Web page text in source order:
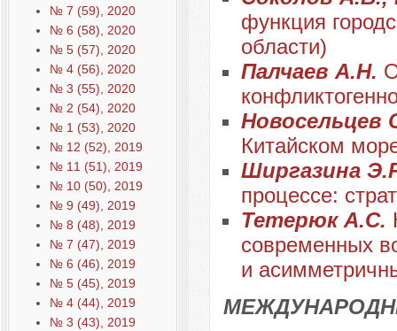
№ 7 (59), 2020
№ 6 (58), 2020
№ 5 (57), 2020
№ 4 (56), 2020
№ 3 (55), 2020
№ 2 (54), 2020
№ 1 (53), 2020
№ 12 (52), 2019
№ 11 (51), 2019
№ 10 (50), 2019
№ 9 (49), 2019
№ 8 (48), 2019
№ 7 (47), 2019
№ 6 (46), 2019
№ 5 (45), 2019
№ 4 (44), 2019
№ 3 (43), 2019
функция
области)
Палчаев А.Н.
Новосельцев
Китайском
Ширгазина
процессе:
Тетерюк А.С.
современных
и